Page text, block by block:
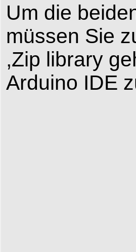
Um die
müssen Sie
,Zip library
Arduino IDE